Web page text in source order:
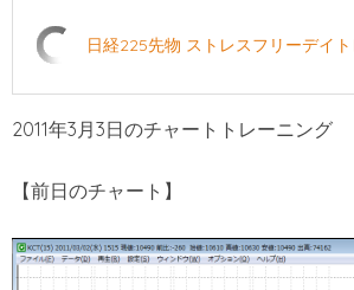
日経225先物 ストレスフリーデイ
2011年3月3日のチャートトレーニング
【前日のチャート】